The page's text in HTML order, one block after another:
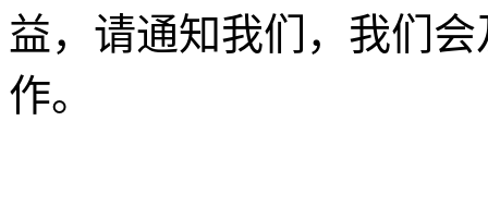
益，请通知我们，我们
作。